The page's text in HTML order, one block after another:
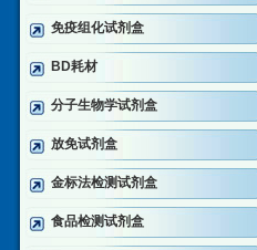
免疫组化试剂盒
BD耗材
分子生物学试剂盒
放免试剂盒
金标法检测试剂盒
食品检测试剂盒